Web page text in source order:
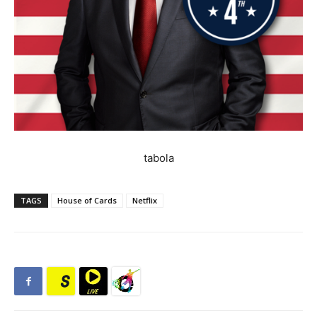
tabola
TAGS House of Cards Netflix